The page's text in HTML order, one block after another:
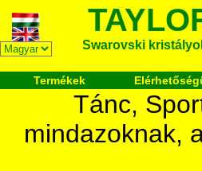
Swarovski
Termékek
Tánc,
mindazoknak,